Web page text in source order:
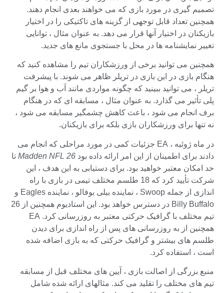
تصمیم گیری در مورد بازی که می خواهند بعدی انجام دهند.
همچنین تعداد قابل توجهی از گزینه های تاکتیکی را در اختیار
بازیکنان در اختیار آنها قرار می دهد. به عنوان مثال ، توانایی
تغییر نمایشنامه ها در محل با جستجوی مانع های جدید.
همچنین می توانید برخی از ورزشکاران تیم را مشاهده کنید که
هنگام بازی در این بازی در تریلر ظاهر می شوند. با پیشرفت
تریلر ، می توانید ببینید که چگونه مواردی مانند آب و هوا بر گیم
پلی تأثیر می گذارد. به عنوان مثال ، مسابقه ای که در هنگام
برف انجام می شود ، باعث کاهش چشمگیر مسابقه می شود ،
نه تنها برای ورزشکاران بازی بلکه برای بازیکنان.
در ماه ژوئیه ، EA جزئیات کمی در مورد مراحلی که انجام می
دادند برای اطمینان از این امر ارائه داده بود Madden NFL 26 تا
حد امکان معتبر خواهید بود. برای دستیابی به این هدف ، این
شرکت تأیید کرد که 18 طلسم مختلف تیمی در بازی با راه
اندازی از جمله Swoop ، نماینده بیلی بوفالو ، نماینده Eagles و
Billy Buffalo در دسترس خواهد بود. این استادیوم همچنین از 26
تیم مختلف با گرافیک حرکتی معتبر به روزرسانی کرد. EA
همچنین از به روزرسانی های پس از راه اندازی برای دیدن
طلسم های بیشتر و گرافیک حرکتی که به بازی اضافه شده
است ، استفاده کرد.
منبع بزرگی از اصالت بازی ، آیین های مختلف قبل از مسابقه
تیم های مختلف را تقلید می کند. مثالهای ارائه شده شامل